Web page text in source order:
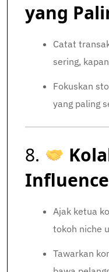
yang
Catat
sering,
Fokuskan
yang paling
8.
Ajak ketua
tokoh niche
Tawarkan